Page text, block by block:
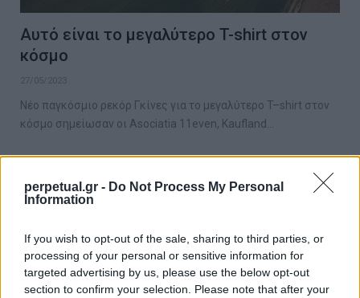
perpetual.gr - Do Not Process My Personal
Information
If you wish to opt-out of the sale, sharing to third parties, or
processing of your personal or sensitive information for
targeted advertising by us, please use the below opt-out
section to confirm your selection. Please note that after your
Αυτό είναι το μεγαλύτερο T-shirt στον
κόσμο
27/05/2023
Νέο παγκόσμιο ρεκόρ Γκίνες για το μεγαλύτερο T–shirt στον
κόσμο σημείωσαν οι Asociatia 11even, Kaufland…
TASTE